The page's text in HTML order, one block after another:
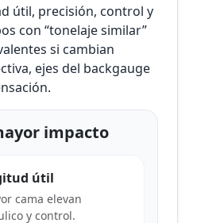
útil, precisión, control y
con “tonelaje similar”
si cambian
ejes del backgauge
impacto
útil
cama elevan
y control.